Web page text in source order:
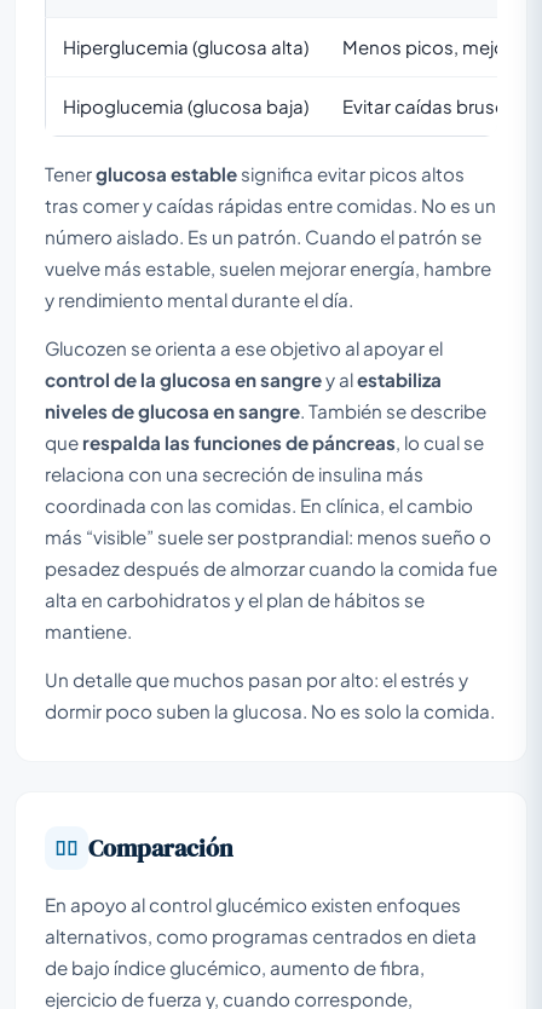
Hiperglucemia (glucosa alta) Menos picos, mejor
Hipoglucemia (glucosa baja) Evitar caídas bruscas
Tenerglucosa estable significa evitar picos altos
tras comer y caídas rápidas entre comidas. No es un
número aislado. Es un patrón. Cuando el patrón se
vuelve más estable, suelen mejorar energía, hambre
y rendimiento mental durante el día.
Glucozen se orienta a ese objetivo al apoyar el
control de la glucosa en sangrey alestabiliza
niveles de glucosa en sangre . También se describe
que respalda las funciones de páncreas , lo cual se
relaciona con una secreción de insulina más
coordinada con las comidas. En clínica, el cambio
más “visible” suele ser postprandial: menos sueño o
pesadez después de almorzar cuando la comida fue
alta en carbohidratos y el plan de hábitos se
mantiene.
Un detalle que muchos pasan por alto: el estrés y
dormir poco suben la glucosa. No es solo la comida.
Comparación
En apoyo al control glucémico existen enfoques
alternativos, como programas centrados en dieta
de bajo índice glucémico, aumento de fibra,
ejercicio de fuerza y, cuando corresponde,